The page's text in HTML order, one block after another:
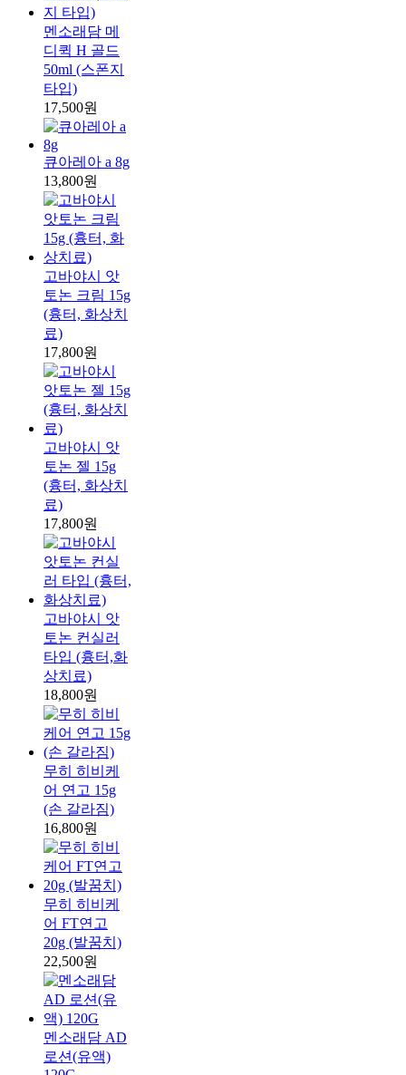
멘소래담 메
디퀵 H 골드
50ml (스폰지
타입)
17,500원
큐아레아 a 8g
13,800원
고바야시 앗
토논 크림 15g
(흉터, 화상치
료)
17,800원
고바야시 앗
토논 젤 15g
(흉터, 화상치
료)
17,800원
고바야시 앗
토논 컨실러
타입 (흉터,화
상치료)
18,800원
무히 히비케
어 연고 15g
(손 갈라짐)
16,800원
무히 히비케
어 FT연고
20g (발꿈치)
22,500원
멘소래담 AD
로션(유액)